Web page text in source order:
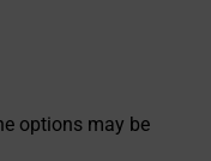
options may be